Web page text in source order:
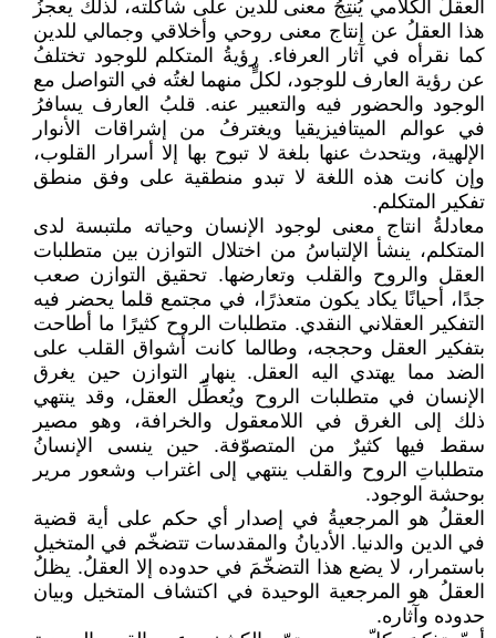
العقلُ الكلامي يُنتِجُ معنى للدين على شاكلته، لذلك يعجزُ
هذا العقلُ عن إنتاج معنى روحي وأخلاقي وجمالي للدين
كما نقرأه في آثار العرفاء. رؤيةُ المتكلم للوجود تختلفُ
عن رؤية العارف للوجود، لكلٍّ منهما لغتُه في التواصل مع
الوجود والحضور فيه والتعبير عنه. قلبُ العارف يسافرُ
في عوالم الميتافيزيقيا ويغترفُ من إشراقات الأنوار
الإلهية، ويتحدث عنها بلغة لا تبوح بها إلا أسرار القلوب،
وإن كانت هذه اللغة لا تبدو منطقية على وفق منطق
تفكير المتكلم.
معادلةُ انتاج معنى لوجود الإنسان وحياته ملتبسة لدى
المتكلم، ينشأ الإلتباسُ من اختلال التوازن بين متطلبات
العقل والروح والقلب وتعارضها. تحقيق التوازن صعب
جدًا، أحيانًا يكاد يكون متعذرًا، في مجتمع قلما يحضر فيه
التفكير العقلاني النقدي. متطلبات الروح كثيرًا ما أطاحت
بتفكير العقل وحججه، وطالما كانت أشواق القلب على
الضد مما يهتدي اليه العقل. ينهار التوازن حين يغرق
الإنسان في متطلبات الروح ويُعطِّل العقل، وقد ينتهي
ذلك إلى الغرق في اللامعقول والخرافة، وهو مصير
سقط فيها كثيرٌ من المتصوّفة. حين ينسى الإنسانُ
متطلباتِ الروح والقلب ينتهي إلى اغتراب وشعور مرير
بوحشة الوجود.
العقلُ هو المرجعيةُ في إصدار أي حكم ‏على أية قضية
‏في الدين والدنيا. الأديانُ والمقدسات تتضخّم في المتخيل
باستمرار، لا يضع هذا التضخّمَ في حدوده إلا العقلُ. يظلُ
العقلُ هو المرجعية الوحيدة في اكتشاف المتخيل وبيان
حدوده وآثاره.